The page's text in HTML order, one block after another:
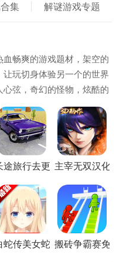
景的摩斯电码可揭露其
的破碎玩偶能触发其童
的正面冲突，超
略紧张感。
与选择倾向，结局CG
暴动之夜”隐藏结局需同
集 解谜游戏专题
畅爽的游戏题材，架空的
玩切身体验另一个的世界
弦，奇幻的怪物，炫酷的
这里精选了一些魔幻角色
下吧！
途旅行去更新版主宰无双汉化版
蛇传美女蛇娘爱上我中文版
搬砖争霸赛免广